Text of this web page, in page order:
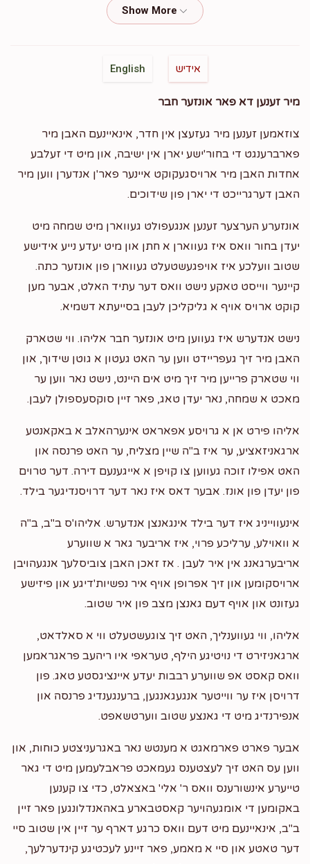
יושע קריינדלער
Anonymousאלימלך ציג
2 years ago $60.00
ר שמואל מנחם ציג
English אידיש
מיר זענען דא פאר אונזער חבר
צוזאמען זענען מיר געזעצן אין חדר, אינאיינעם האבן מיר
פארברענגט די בחור'ישע יארן אין ישיבה, און מיט די זעלבע
אחדות האבן מיר ארויסגעקוקט איינער פאר'ן אנדערן ווען מיר
האבן דערגרייכט די יארן פון שידוכים.
אונזערע הערצער זענען אנגעפולט געווארן מיט שמחה מיט
יעדן בחור וואס איז געווארן א חתן און מיט יעדע נייע אידישע
שטוב וועלכע איז אויפגעשטעלט געווארן פון אונזער כתה.
קיינער ווייסט טאקע נישט וואס דער עתיד האלט, אבער מען
קוקט ארויס אויף א גליקליכן לעבן בסייעתא דשמיא.
נישט אנדערש איז געווען מיט אונזער חבר אליהו. ווי שטארק
האבן מיר זיך געפריידט ווען ער האט געטון א גוטן שידוך, און
ווי שטארק פרייען מיר זיך מיט אים היינט, נישט נאר ווען ער
מאכט א שמחה, נאר יעדן טאג, פאר זיין סוקסעספולן לעבן.
אליהו פירט אן א גרויסע אפאראט אינערהאלב א באקאנטע
ארגאניזאציע, ער איז ב"ה שיין מצליח, ער האט פרנסה און
האט אפילו זוכה געווען צו קויפן א אייגענעם דירה. דער טרוים
פון יעדן פון אונז. אבער דאס איז נאר דער דרויסנדיגער בילד.
אינעווייניג איז דער בילד אינגאנצן אנדערש. אליהו'ס ב"ב, ב"ה
א וואוילע, ערליכע פרוי, איז אריבער גאר א שווערע
אריבערגאנג אין איר לעבן . אז זאכן האבן צוביסלעך אנגעהויבן
ארויסקומען און זיך אפרופן אויף איר נפשיות'דיגע און פיזישע
געזונט און אויף דעם גאנצן מצב פון איר שטוב.
אליהו, ווי געווענליך, האט זיך צוגעשטעלט ווי א סאלדאט,
ארגאניזירט די נויטיגע הילף, טעראפי איו ריהעב פראגראמען
וואס קאסט אפ שווערע רבבות יעדע איינציגסטע טאג. פון
דרויסן איז ער ווייטער אנגעגאנגען, ברענגענדיג פרנסה און
אנפירנדיג מיט די גאנצע שטוב ווערטשאפט.
אבער פארט פארמאגט א מענטש נאר באגרעניצטע כוחות, און
ווען עס האט זיך לעצטענס געמאכט פראבלעמען מיט די גאר
טייערע אינשורענס וואס ר' אלי' באצאלט, כדי צו קענען
באקומען די אומגעהויער קאסטבארע באהאנדלונגען פאר זיין
ב"ב, אינאיינעם מיט דעם וואס כרגע דארף ער זיין אין שטוב סיי
דער טאטע און סיי א מאמע, פאר זיינע לעכטיגע קינדערלעך,